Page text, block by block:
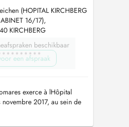
(HOPITAL KIRCHBERG
16/17),
KIRCHBERG
beschikbaar
een afspraak
exerce à lHôpital
2017, au sein de
Épaule Main. Contact Le
: Par téléphone : 28